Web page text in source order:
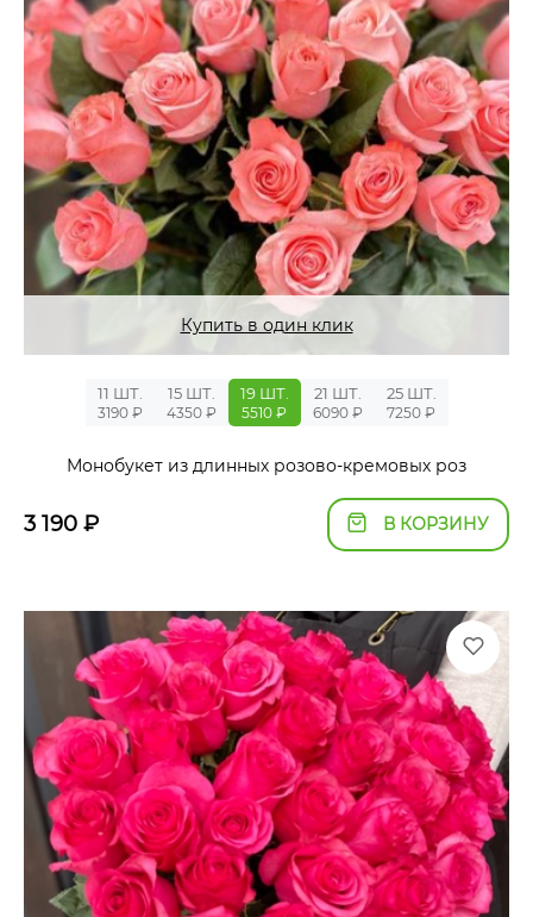
Купить в один клик
11 ШТ.
3190 ₽
15 ШТ.
4350 ₽
19 ШТ.
5510 ₽
21 ШТ.
6090 ₽
25 ШТ.
7250 ₽
Монобукет из длинных розово-кремовых роз
3 190 ₽ В КОРЗИНУ